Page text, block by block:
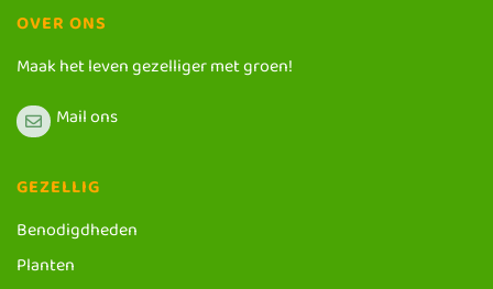
OVER ONS
Maak het leven gezelliger met groen!
Mail ons
GEZELLIG
Benodigdheden
Planten